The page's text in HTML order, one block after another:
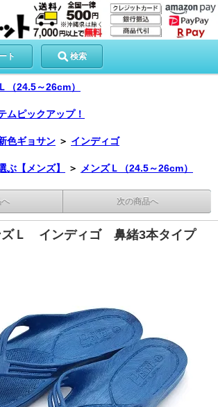
ト 検索
Ｌ（24.5～26cm）
ムピックアップ！
色ギョサン ＞ インディゴ
ぶ【メンズ】 ＞ メンズＬ（24.5～26cm）
次の商品へ
Ｌ インディゴ 鼻緒3本タイプ